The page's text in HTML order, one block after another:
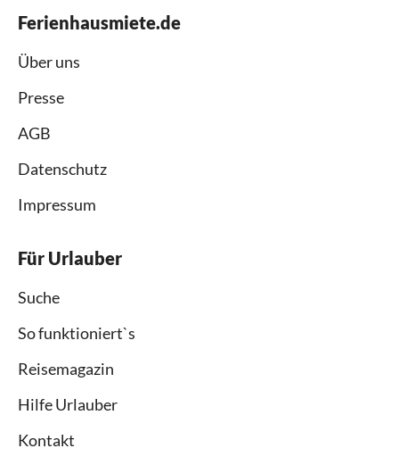
Ferienhausmiete.de
Über uns
Presse
AGB
Datenschutz
Impressum
Für Urlauber
Suche
So funktioniert`s
Reisemagazin
Hilfe Urlauber
Kontakt